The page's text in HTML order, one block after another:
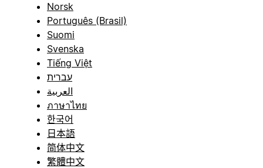
Norsk
Português (Brasil)
Suomi
Svenska
Tiếng Việt
עברית
العربية
ภาษาไทย
한국어
日本語
简体中文
繁體中文